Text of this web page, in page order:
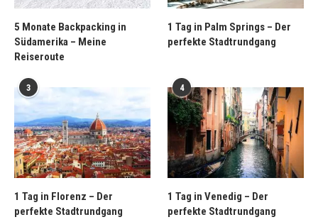
5 Monate Backpacking in
Südamerika – Meine
Reiseroute
1 Tag in Palm Springs – Der
perfekte Stadtrundgang
3
1 Tag in Florenz – Der
perfekte Stadtrundgang
4
1 Tag in Venedig – Der
perfekte Stadtrundgang